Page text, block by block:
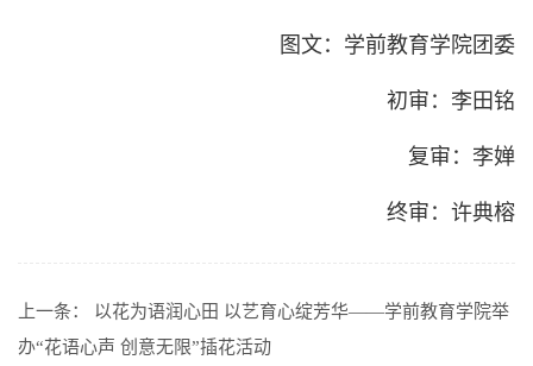
图文：学前教育学院团委
初审：李田铭
复审：李婵
终审：许典榕
上一条： 以花为语润心田 以艺育心绽芳华——学前教育学院举
办“花语心声 创意无限”插花活动